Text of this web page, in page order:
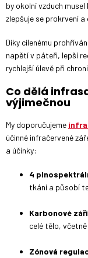
by okolní vzduch
zlepšuje se prokrvení
Díky cílenému
napětí v páteři, lepší
rychlejší úlevě při
Co dělá
výjimečnou
My doporučujeme
účinné infračervené
a účinky:
4
tkání a působí
Karbonové
celé tělo,
Zónová